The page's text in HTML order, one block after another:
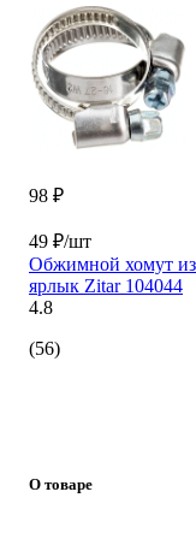
98 ₽
49 ₽/шт
Обжимной хомут
ярлык Zitar 104044
4.8
(56)
О товаре